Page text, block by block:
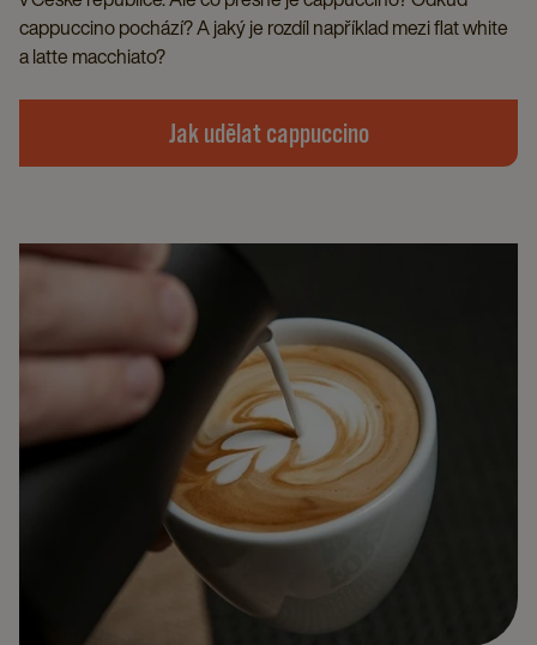
cappuccino pochází? A jaký je rozdíl například mezi flat white
a latte macchiato?
Jak udělat cappuccino